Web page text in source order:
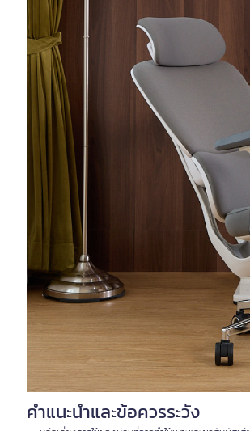
คำแนะนำและข้อควรระวัง